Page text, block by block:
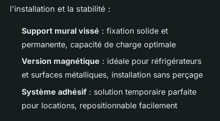
l'installation et la stabilité :
Support mural vissé : fixation solide et
permanente, capacité de charge optimale
Version magnétique : idéale pour réfrigérateurs
et surfaces métalliques, installation sans perçage
Système adhésif : solution temporaire parfaite
pour locations, repositionnable facilement